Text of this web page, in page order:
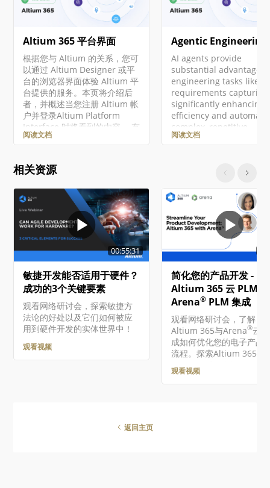
Altium 365 平台界面
根据您与 Altium 的关系，您可
以通过 Altium Designer 或平
台的浏览器界面体验 Altium 平
台提供的服务。本页将介绍后
者，并概述当您注册 Altium 帐
户并登录Altium Platform
Interface 时将看到的内容。 有
关 Altium 365 平台安全性、可
心。 对于需要符合美国政府安
织，Altium 提供了基于美国的
Altium 365 GovCloud ，在
AWS GovCloud区域运行，并
提供额外的数据保护措施。 ►
更多信息，请参见Altium 365
GovCloud及其相关常见问题解
答。 注册Altium账户 访问
Altium软件和服务需要您有一
个与您的电子邮件地址相关联
公司还没有创建一个账户…
阅读文档
Agentic Engineering
AI agents provide
substantial advantages
engineering tasks like
requirements capturing
significantly enhancing
efficiency and
complex, repetitive
workflows.
technologies to provide
tool for your
that allows you to ask
questions about
requirements in your
current project in free…
阅读文档
相关资源
00:55:31
敏捷开发能否适用于硬件？
成功的3个关键要素
观看网络研讨会，探索敏捷方
法论的好处以及它们如何被应
用到硬件开发的实体世界中！
观看视频
简化您的产品开发 -
Altium 365 云 PLM 与
Arena® PLM 集成
观看网络研讨会，了解
Altium 365与Arena®云
成如何优化您的电子产品
流程。探索Altium 365与
的云PLM系统之间的无缝
接，旨在自动化数据流，
手动输入，并最小化导致
观看视频
返回主页